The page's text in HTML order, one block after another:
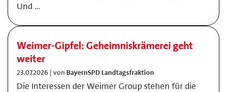
Und …
Weimer-Gipfel: Geheimniskrämerei geht
weiter
23.07.2026 | von BayernSPD Landtagsfraktion
Die Interessen der Weimer Group stehen für die